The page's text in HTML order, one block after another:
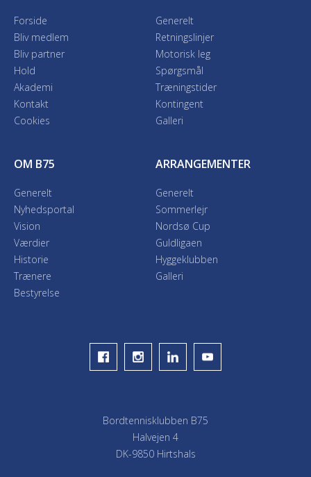
Forside
Bliv medlem
Bliv partner
Hold
Akademi
Kontakt
Cookies
Generelt
Retningslinjer
Motorisk leg
Spørgsmål
Træningstider
Kontingent
Galleri
OM B75
Generelt
Nyhedsportal
Vision
Værdier
Historie
Trænere
Bestyrelse
ARRANGEMENTER
Generelt
Sommerlejr
Nordsø Cup
Guldligaen
Hyggeklubben
Galleri
Bordtennisklubben B75
Halvejen 4
DK-9850 Hirtshals